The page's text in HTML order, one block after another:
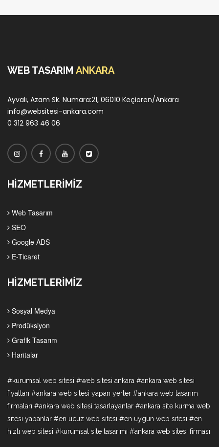
WEB TASARIM ANKARA
Ayvalı, Azam Sk. Numara:21, 06010 Keçiören/Ankara
info@websitesi-ankara.com
0 312 963 46 06
HİZMETLERİMİZ
Web Tasarım
SEO
Google ADS
E-Ticaret
HİZMETLERİMİZ
Sosyal Medya
Prodüksiyon
Grafik Tasarım
Haritalar
#kurumsal web sitesi #web sitesi ankara #ankara web sitesi
fiyatları #ankara web sitesi yapan yerler #ankara web tasarım
firmaları #ankara web sitesi tasarlayanlar #ankara site kurma web
sitesi yapanlar #en ucuz web sitesi #en uygun web sitesi #en
hızlı web sitesi #kurumsal site tasarımı #ankara web sitesi firması